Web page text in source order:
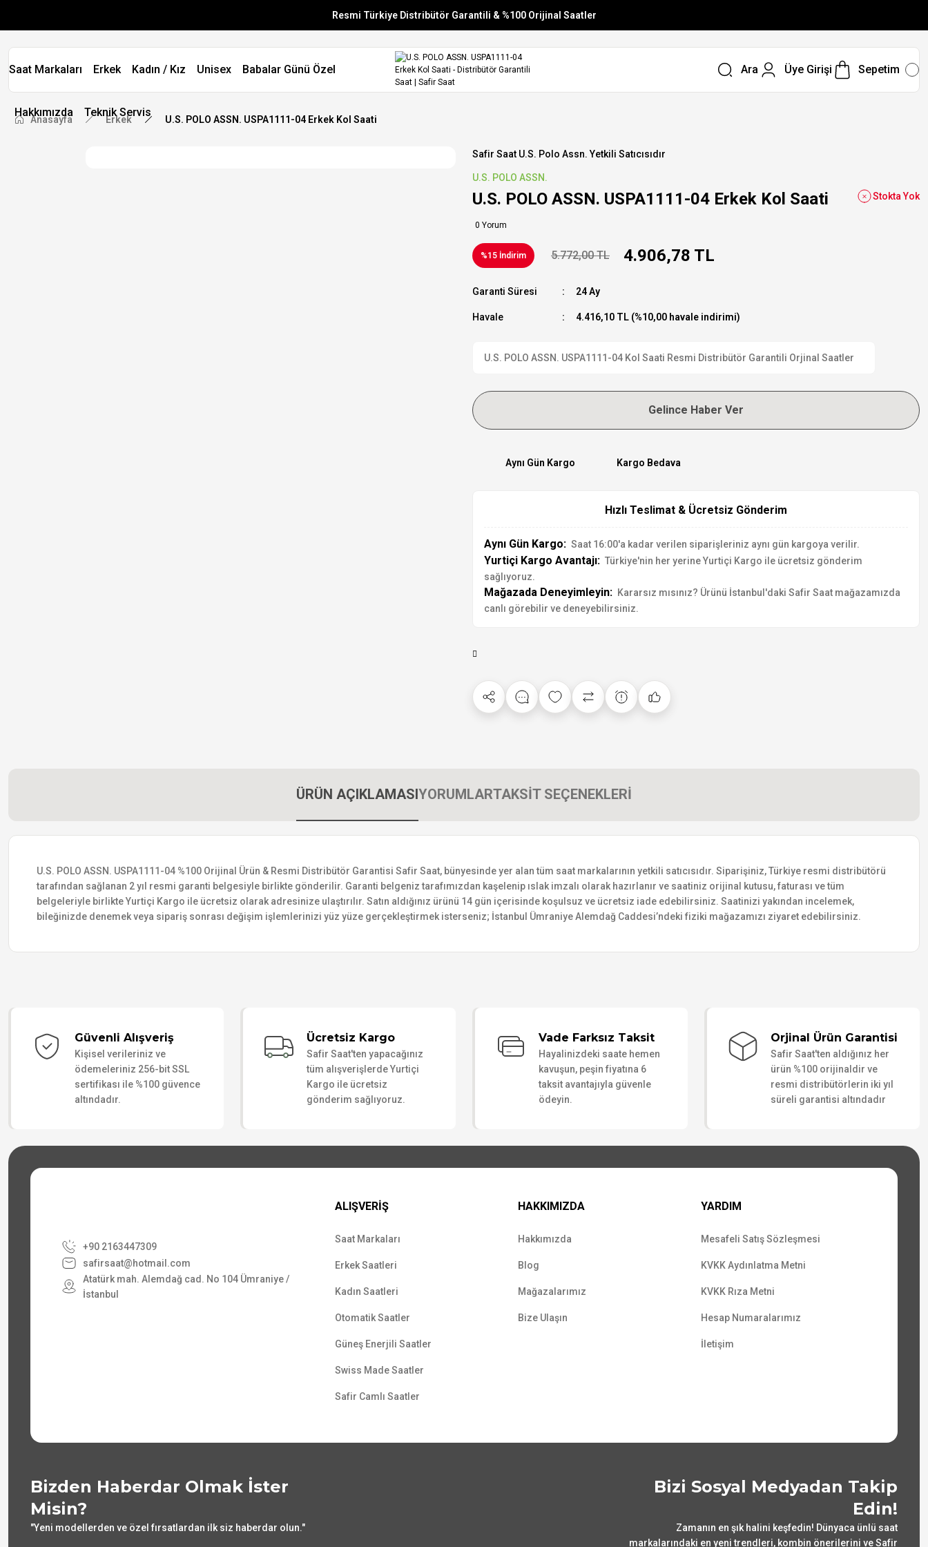
Resmi Türkiye Distribütör Garantili & %100 Orijinal Saatler
Vade Farksız 6 Taksit
Aynı Gün Stoktan Gönderim
Saat Markaları Erkek Kadın / Kız Unisex Babalar Günü Özel
Hakkımızda Teknik Servis
Ara Üye Girişi Sepetim
Anasayfa Erkek U.S. POLO ASSN. USPA1111-04 Erkek Kol Saati
Safir Saat U.s. Polo Assn. Yetkili Satıcısıdır
U.S. POLO ASSN.
U.S. POLO ASSN. USPA1111-04 Erkek Kol Saati
0 Yorum
Stokta Yok
%15 İndirim 5.772,00 TL 4.906,78 TL
Garanti Süresi 24 Ay
Havale 4.416,10 TL (%10,00 havale indirimi)
U.S. POLO ASSN. USPA1111-04 Kol Saati Resmi Distribütör Garantili Orjinal Saatler
Gelince Haber Ver
Aynı Gün Kargo Kargo Bedava
Hızlı Teslimat & Ücretsiz Gönderim
Aynı Gün Kargo: Saat 16:00'a kadar verilen siparişleriniz aynı gün kargoya verilir.
Yurtiçi Kargo Avantajı: Türkiye'nin her yerine Yurtiçi Kargo ile ücretsiz gönderim
sağlıyoruz.
Mağazada Deneyimleyin: Kararsız mısınız? Ürünü İstanbul'daki Safir Saat mağazamızda
canlı görebilir ve deneyebilirsiniz.
ÜRÜN AÇIKLAMASIYORUMLARTAKSİT SEÇENEKLERİ
U.S. POLO ASSN. USPA1111-04 %100 Orijinal Ürün & Resmi Distribütör Garantisi Safir Saat, bünyesinde yer alan tüm saat markalarının yetkili satıcısıdır. Siparişiniz, Türkiye resmi distribütörü
tarafından sağlanan 2 yıl resmi garanti belgesiyle birlikte gönderilir. Garanti belgeniz tarafımızdan kaşelenip ıslak imzalı olarak hazırlanır ve saatiniz orijinal kutusu, faturası ve tüm
belgeleriyle birlikte Yurtiçi Kargo ile ücretsiz olarak adresinize ulaştırılır. Satın aldığınız ürünü 14 gün içerisinde koşulsuz ve ücretsiz iade edebilirsiniz. Saatinizi yakından incelemek,
bileğinizde denemek veya sipariş sonrası değişim işlemlerinizi yüz yüze gerçekleştirmek isterseniz; İstanbul Ümraniye Alemdağ Caddesi’ndeki fiziki mağazamızı ziyaret edebilirsiniz.
Güvenli Alışveriş
Kişisel verileriniz ve
ödemeleriniz 256-bit SSL
sertifikası ile %100 güvence
altındadır.
Ücretsiz Kargo
Safir Saat'ten yapacağınız
tüm alışverişlerde Yurtiçi
Kargo ile ücretsiz
gönderim sağlıyoruz.
Vade Farksız Taksit
Hayalinizdeki saate hemen
kavuşun, peşin fiyatına 6
taksit avantajıyla güvenle
ödeyin.
Orjinal Ürün Garantisi
Safir Saat'ten aldığınız her
ürün %100 orijinaldir ve
resmi distribütörlerin iki yıl
süreli garantisi altındadır
+90 2163447309
safirsaat@hotmail.com
Atatürk mah. Alemdağ cad. No 104 Ümraniye /
İstanbul
ALIŞVERİŞ
Saat Markaları
Erkek Saatleri
Kadın Saatleri
Otomatik Saatler
Güneş Enerjili Saatler
Swiss Made Saatler
Safir Camlı Saatler
HAKKIMIZDA
Hakkımızda
Blog
Mağazalarımız
Bize Ulaşın
YARDIM
Mesafeli Satış Sözleşmesi
KVKK Aydınlatma Metni
KVKK Rıza Metni
Hesap Numaralarımız
İletişim
Bizden Haberdar Olmak İster
Misin?
"Yeni modellerden ve özel fırsatlardan ilk siz haberdar olun."
Bizi Sosyal Medyadan Takip
Edin!
Zamanın en şık halini keşfedin! Dünyaca ünlü saat
markalarındaki en yeni trendleri, kombin önerilerini ve Safir